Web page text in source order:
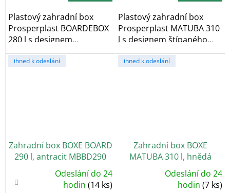
Plastový zahradní box
Prosperplast BOARDEBOX
280 l s designem
dřevěných prken v
odstínu...
Plastový zahradní box
Prosperplast MATUBA 310
l s designem štípaného
bambusu v odstínu...
ihned k odeslání
Zahradní box BOXE BOARD
290 l, antracit MBBD290
PrůměrnéOdeslání do 24
hodin(14 ks)
ihned k odeslání
Zahradní box BOXE
MATUBA 310 l, hnědá
Odeslání do 24
hodin(7 ks)